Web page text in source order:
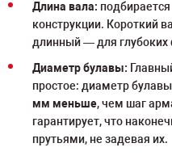
Длина вала:
конструкции. Короткий
длинный — для глубоких
Диаметр булавы:
простое: диаметр
мм меньше, чем шаг
гарантирует, что
прутьями, не задевая их.